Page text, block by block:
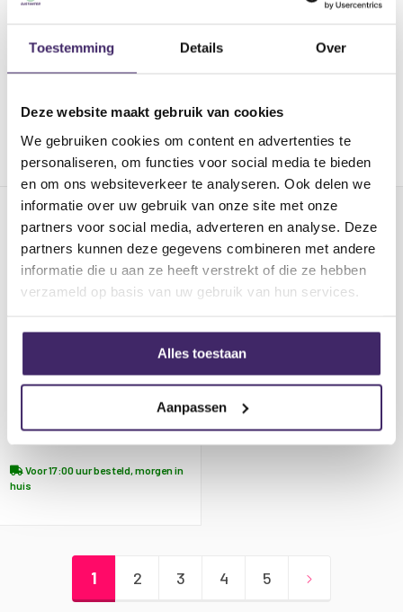
Toestemming Details Over
Deze website maakt gebruik van cookies
We gebruiken cookies om content en advertenties te
personaliseren, om functies voor social media te bieden
en om ons websiteverkeer te analyseren. Ook delen we
informatie over uw gebruik van onze site met onze
partners voor social media, adverteren en analyse. Deze
partners kunnen deze gegevens combineren met andere
informatie die u aan ze heeft verstrekt of die ze hebben
verzameld op basis van uw gebruik van hun services.
Alles toestaan
Aanpassen
Bluetooth
levertijd
2 tot 5 werkdagen
Chord CTM28-RB Traditionele
mandoline RedBurst
Voor 17:00 uur besteld, morgen in
huis
U lees momenteel pagina
1 Pagina
2 Pagina
3 Pagina
4 Pagina
5 Pagina
Volgende